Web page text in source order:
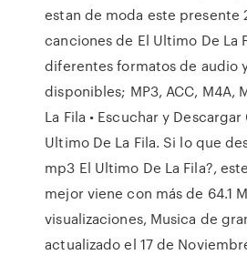
estan de moda este presente
canciones de El Ultimo De La
diferentes formatos de audio
disponibles; MP3, ACC, M4A,
La Fila • Escuchar y
Ultimo De La Fila. Si lo que
mp3 El Ultimo De La Fila?,
mejor viene con más de 64.1
visualizaciones, Musica de
actualizado el 17 de